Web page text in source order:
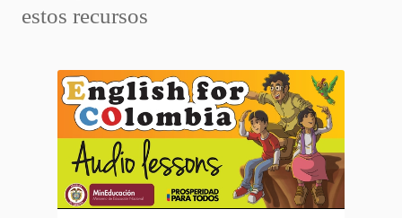
estos recursos